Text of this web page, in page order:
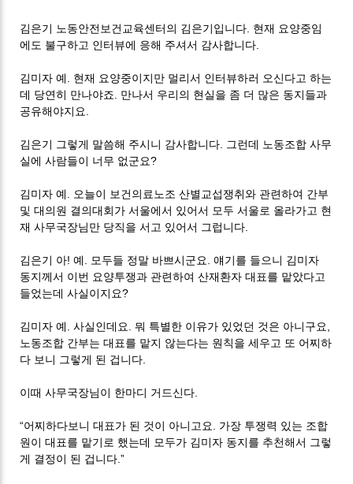
김은기 노동안전보건교육센터의 김은기입니다. 현재 요양중임
에도 불구하고 인터뷰에 응해 주셔서 감사합니다.
김미자 예. 현재 요양중이지만 멀리서 인터뷰하러 오신다고 하는
데 당연히 만나야죠. 만나서 우리의 현실을 좀 더 많은 동지들과
공유해야지요.
김은기 그렇게 말씀해 주시니 감사합니다. 그런데 노동조합 사무
실에 사람들이 너무 없군요?
김미자 예. 오늘이 보건의료노조 산별교섭쟁취와 관련하여 간부
및 대의원 결의대회가 서울에서 있어서 모두 서울로 올라가고 현
재 사무국장님만 당직을 서고 있어서 그럽니다.
김은기 아! 예. 모두들 정말 바쁘시군요. 얘기를 들으니 김미자
동지께서 이번 요양투쟁과 관련하여 산재환자 대표를 맡았다고
들었는데 사실이지요?
김미자 예. 사실인데요. 뭐 특별한 이유가 있었던 것은 아니구요,
노동조합 간부는 대표를 맡지 않는다는 원칙을 세우고 또 어찌하
다 보니 그렇게 된 겁니다.
이때 사무국장님이 한마디 거드신다.
“어찌하다보니 대표가 된 것이 아니고요. 가장 투쟁력 있는 조합
원이 대표를 맡기로 했는데 모두가 김미자 동지를 추천해서 그렇
게 결정이 된 겁니다.”